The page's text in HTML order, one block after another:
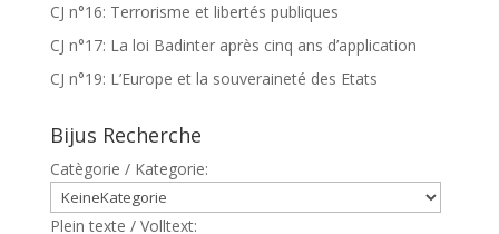
CJ n°16: Terrorisme et libertés publiques
CJ n°17: La loi Badinter après cinq ans d’application
CJ n°19: L’Europe et la souveraineté des Etats
Bijus Recherche
Catègorie / Kategorie:
Plein texte / Volltext: